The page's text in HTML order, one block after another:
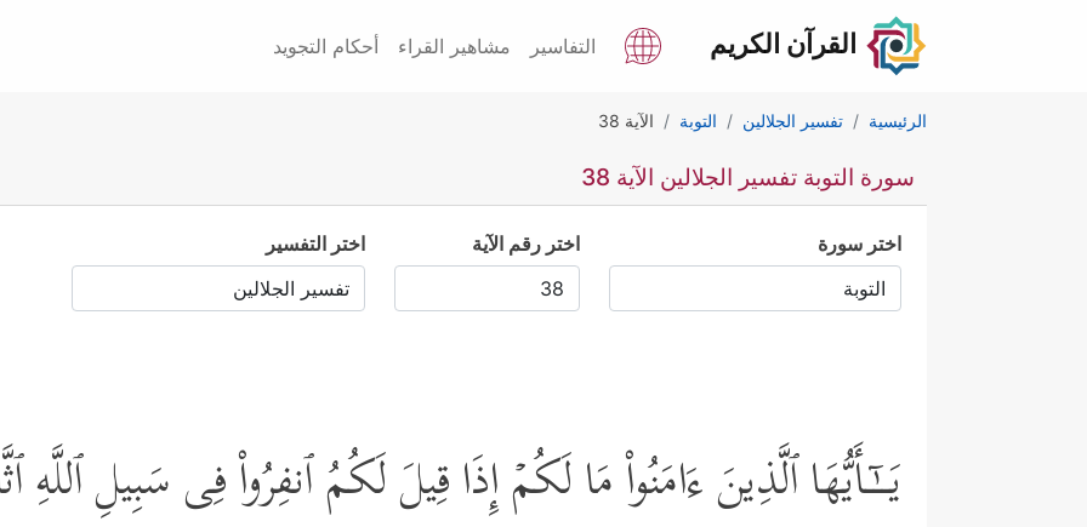
القرآن الكريم التفاسير مشاهير القراء أحكام التجويد
الرئيسية تفسير الجلالين التوبة الآية 38
سورة التوبة تفسير الجلالين الآية 38
اختر سورة اختر رقم الآية اختر التفسير
یَــٰۤـأَیُّهَا ٱلَّذِینَ ءَامَنُواْ مَا لَكُمۡ إِذَا قِیلَ لَكُمُ ٱنفِرُواْ فِی سَبِیلِ